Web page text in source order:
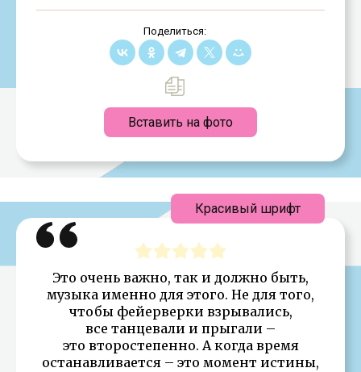
Поделиться:
Вставить на фото
Это очень важно, так и должно быть,
музыка именно для этого. Не для того,
чтобы фейерверки взрывались,
все танцевали и прыгали –
это второстепенно. А когда время
останавливается – это момент истины,
Красивый шрифт